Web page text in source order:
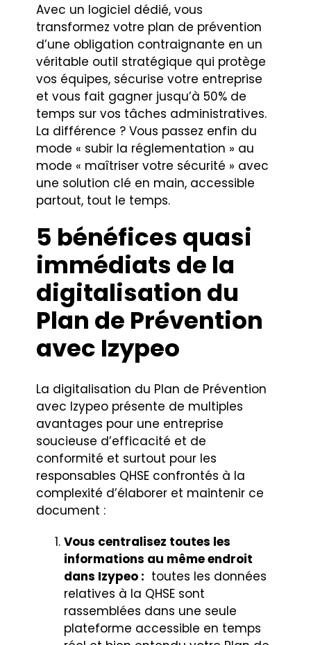
Avec un logiciel dédié, vous
transformez votre plan de prévention
d’une obligation contraignante en un
véritable outil stratégique qui protège
vos équipes, sécurise votre entreprise
et vous fait gagner jusqu’à 50% de
temps sur vos tâches administratives.
La différence ? Vous passez enfin du
mode « subir la réglementation » au
mode « maîtriser votre sécurité » avec
une solution clé en main, accessible
partout, tout le temps.
5 bénéfices quasi
immédiats de la
digitalisation du
Plan de Prévention
avec Izypeo
La digitalisation du Plan de Prévention
avec Izypeo présente de multiples
avantages pour une entreprise
soucieuse d’efficacité et de
conformité et surtout pour les
responsables QHSE confrontés à la
complexité d’élaborer et maintenir ce
document :
Vous centralisez toutes les
informations au même endroit
dans Izypeo : toutes les données
relatives à la QHSE sont
rassemblées dans une seule
plateforme accessible en temps